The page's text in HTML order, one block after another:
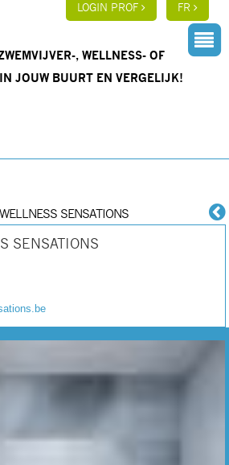
LOGIN PROF FR
, WELLNESS- OF
JOUW BUURT EN VERGELIJK!
SENSATIONS
SENSATIONS